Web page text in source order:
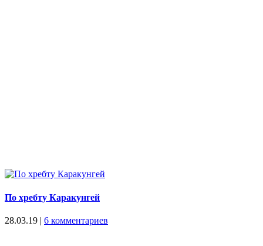
По хребту Каракунгей
28.03.19 | 6 комментариев